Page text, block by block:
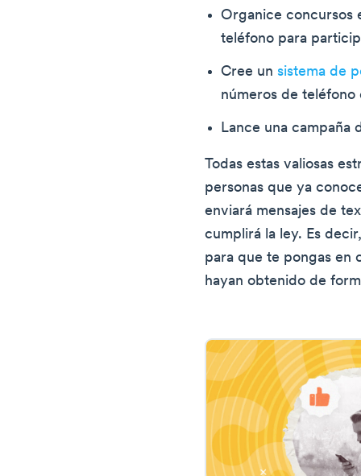
Organice concursos
teléfono para
Cree unsistema de
números de teléfono
Lance una campaña
Todas estas valiosas
personas que ya
enviará mensajes de
cumplirá la ley. Es
para que te pongas en
hayan obtenido de